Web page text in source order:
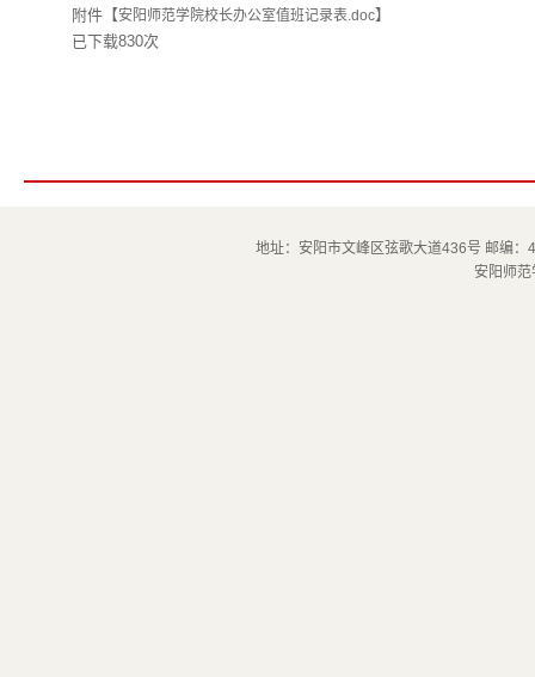
附件【安阳师范学院校长办公室值班记录表.doc】
已下载830次
地址：安阳市文峰区弦歌大道436号 邮编
安阳师